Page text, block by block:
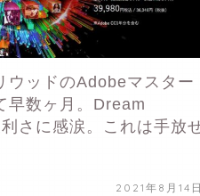
ウッドのAdobeマスター
早数ヶ月。Dream
さに感涙。これは手放
2021年8月14